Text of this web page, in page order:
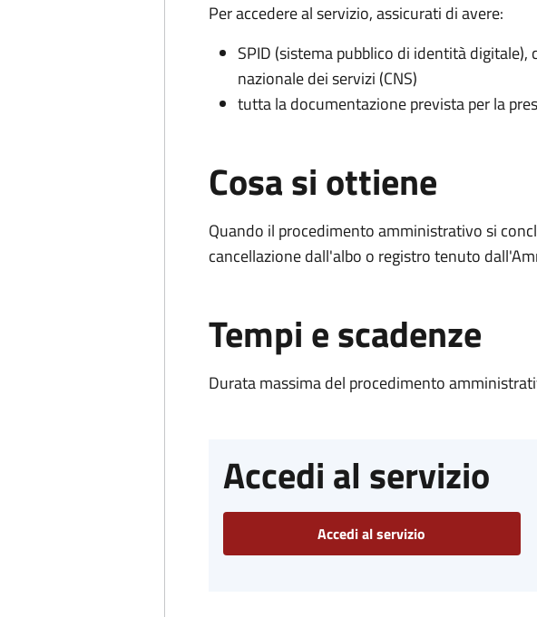
Per accedere al servizio, assicurati di avere:
SPID (sistema pubblico di identità digitale),
nazionale dei servizi (CNS)
tutta la documentazione prevista per la
Cosa si ottiene
Quando il procedimento amministrativo si
cancellazione dall'albo o registro tenuto
Tempi e scadenze
Durata massima del procedimento
Accedi al servizio
Accedi al servizio